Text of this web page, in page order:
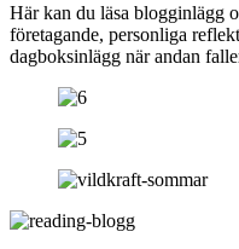
Här kan du läsa blogginlägg
företagande, personliga
dagboksinlägg när andan